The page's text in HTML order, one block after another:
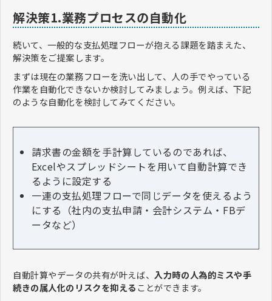
解決策1.業務プロセスの自動化
続いて、一般的な支払処理フローが抱える課題を踏まえた、
解決策をご提案します。
まずは現在の業務フローを洗い出して、人の手でやっている
作業を自動化できないか検討してみましょう。例えば、下記
のような自動化を検討してみてください。
請求書の金額を手計算しているのであれば、
Excelやスプレッドシートを用いて自動計算でき
るように設定する
一連の支払処理フローで同じデータを使えるよう
にする（社内の支払申請・会計システム・FBデ
ータなど）
自動計算やデータの共有が叶えば、 入力時の人為的ミスや手
続きの属人化のリスクを抑えることができます。